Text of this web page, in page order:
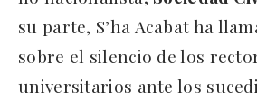
su parte, S’ha Acabat ha
sobre el silencio de los
universitarios ante los